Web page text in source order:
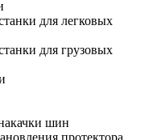
для легковых
для грузовых
шин